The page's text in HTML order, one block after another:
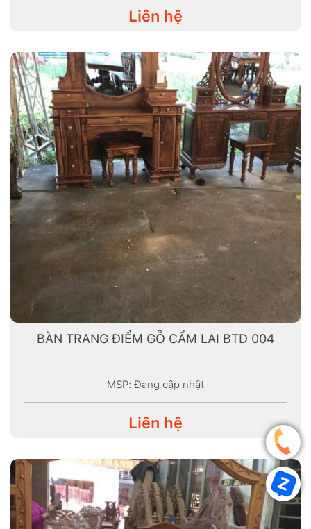
Liên hệ
BÀN TRANG ĐIỂM GỖ CẨM LAI BTD 004
MSP: Đang cập nhật
Liên hệ